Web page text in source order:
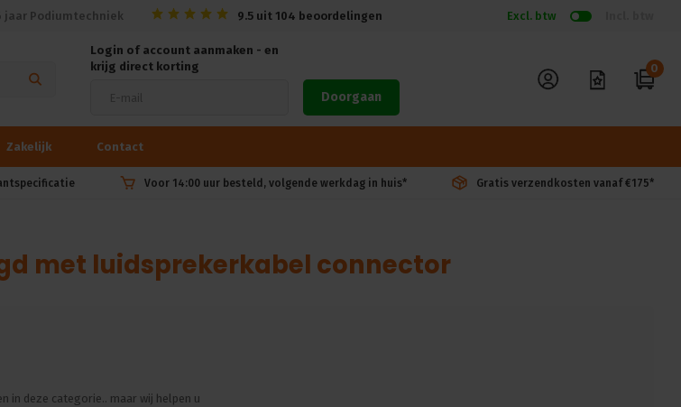
jaar Podiumtechniek 9.5 uit 104 beoordelingen Excl. btw
Login of account aanmaken - en
krijg direct korting
Doorgaan
0
Zakelijk Contact
Voor 14:00 uur besteld, volgende werkdag in huis* Gratis verzendkosten vanaf €175*
met luidsprekerkabel connector
in deze categorie.. maar wij helpen u